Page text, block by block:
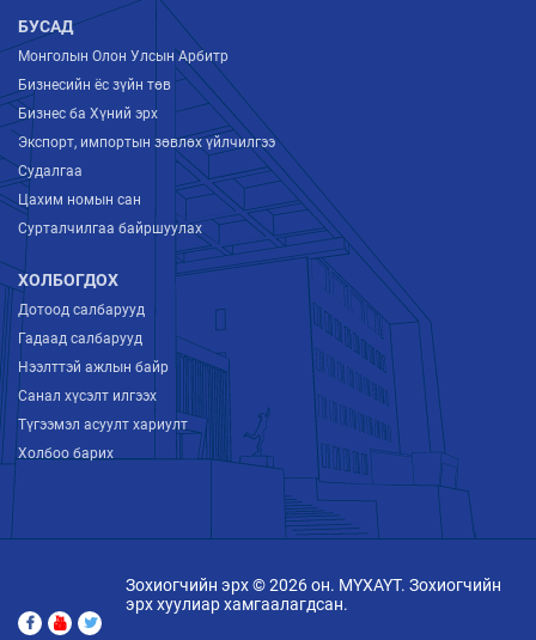
БУСАД
Монголын Олон Улсын Арбитр
Бизнесийн ёс зүйн төв
Бизнес ба Хүний эрх
Экспорт, импортын зөвлөх үйлчилгээ
Судалгаа
Цахим номын сан
Сурталчилгаа байршуулах
ХОЛБОГДОХ
Дотоод салбарууд
Гадаад салбарууд
Нээлттэй ажлын байр
Санал хүсэлт илгээх
Түгээмэл асуулт хариулт
Холбоо барих
Зохиогчийн эрх © 2026 он. МҮХАҮТ. Зохиогчийн
эрх хуулиар хамгаалагдсан.